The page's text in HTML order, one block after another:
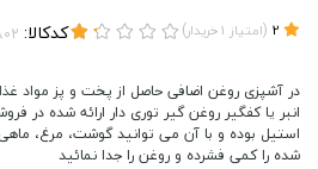
(امتیاز 1خریدار) کدکالا:
در آشپزی روغن اضافی حاصل از پخت و پز مواد
انبر یا کفگیر روغن گیر توری دار ارائه شده در
استیل بوده و با آن می توانید گوشت، مرغ،
شده را کمی فشرده و روغن را جدا نمائید